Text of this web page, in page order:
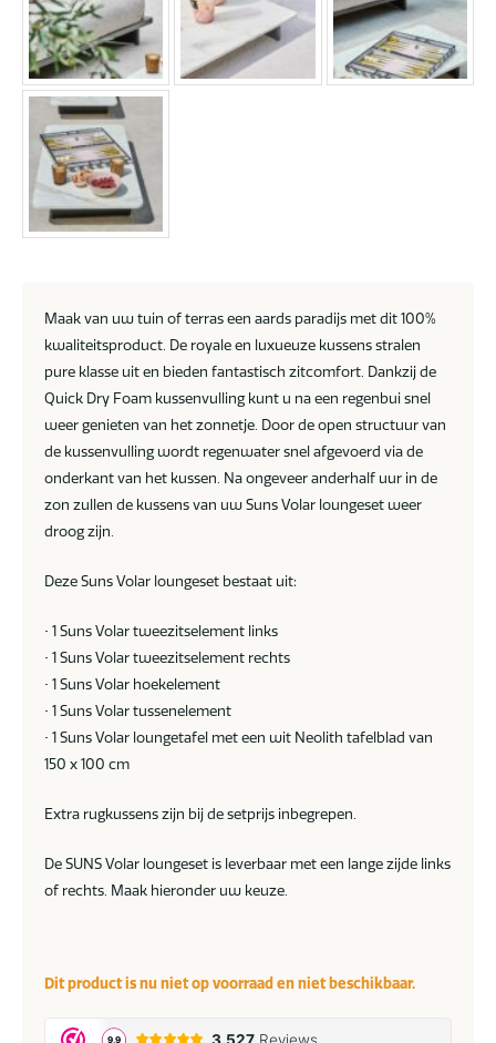
Maak van uw tuin of terras een aards paradijs met dit 100%
kwaliteitsproduct. De royale en luxueuze kussens stralen
pure klasse uit en bieden fantastisch zitcomfort. Dankzij de
Quick Dry Foam kussenvulling kunt u na een regenbui snel
weer genieten van het zonnetje. Door de open structuur van
de kussenvulling wordt regenwater snel afgevoerd via de
onderkant van het kussen. Na ongeveer anderhalf uur in de
zon zullen de kussens van uw Suns Volar loungeset weer
droog zijn.
Deze Suns Volar loungeset bestaat uit:
• 1 Suns Volar tweezitselement links
• 1 Suns Volar tweezitselement rechts
• 1 Suns Volar hoekelement
• 1 Suns Volar tussenelement
• 1 Suns Volar loungetafel met een wit Neolith tafelblad van
150 x 100 cm
Extra rugkussens zijn bij de setprijs inbegrepen.
De SUNS Volar loungeset is leverbaar met een lange zijde links
of rechts. Maak hieronder uw keuze.
Dit product is nu niet op voorraad en niet beschikbaar.